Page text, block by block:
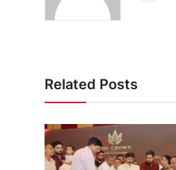
Related Posts